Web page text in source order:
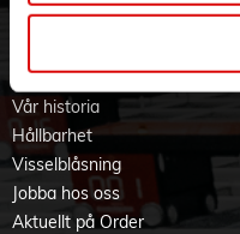
ORDER NORDIC
Om oss
Vår historia
Hållbarhet
Visselblåsning
Jobba hos oss
Aktuellt på Order